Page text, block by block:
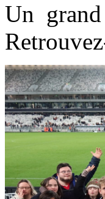
Un